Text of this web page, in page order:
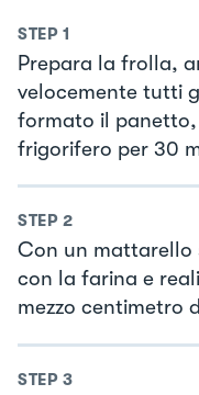
STEP 1
Prepara la frolla,
velocemente tutti
formato il
frigorifero per 30
STEP 2
Con un
con la farina e
mezzo centimetro
STEP 3